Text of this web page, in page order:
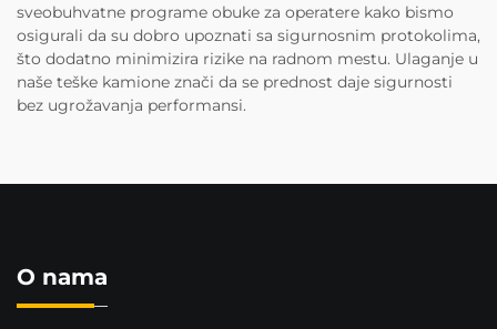
sveobuhvatne programe obuke za operatere kako bismo
osigurali da su dobro upoznati sa sigurnosnim protokolima,
što dodatno minimizira rizike na radnom mestu. Ulaganje u
naše teške kamione znači da se prednost daje sigurnosti
bez ugrožavanja performansi.
O nama